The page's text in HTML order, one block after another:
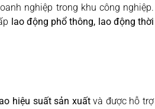
nghiệp trong khu công nghiệp.
lao động phổ thông, lao động thời
hiệu suất sản xuấtvà được hỗ trợ